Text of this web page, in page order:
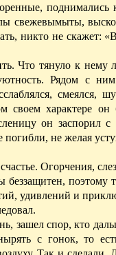
свежевымыты,
никто не скажет:
Что тянуло к нему
Рядом с
смеялся,
своем характере
он заспорил с
не желая
Огорчения,
поэтому
удивлений и
зашел спор, кто
с гонок, то